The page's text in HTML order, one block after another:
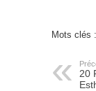
Mots clés :
20